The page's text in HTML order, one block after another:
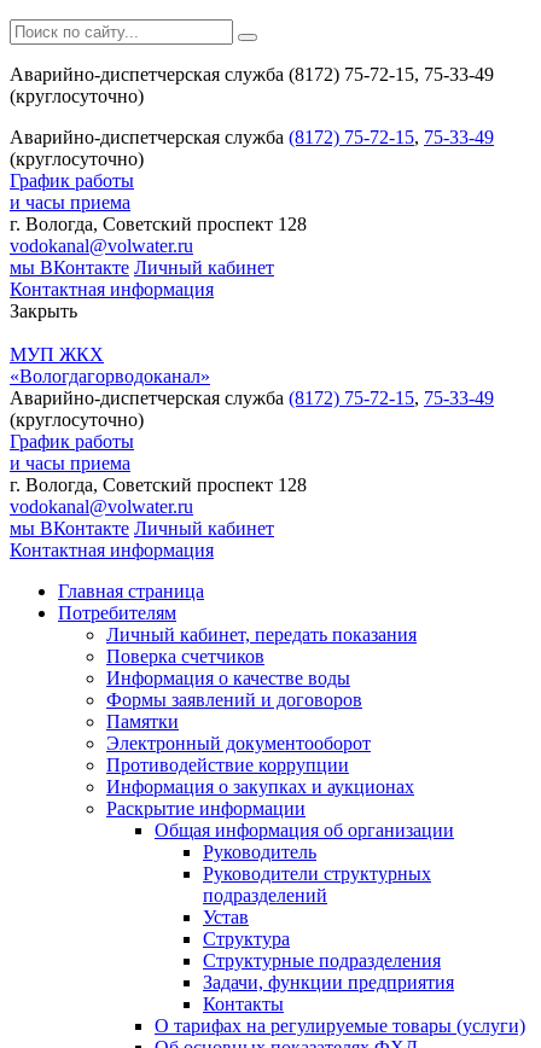
Аварийно-диспетчерская служба (8172) 75-72-15, 75-33-49
(круглосуточно)
Аварийно-диспетчерская служба (8172) 75-72-15, 75-33-49
(круглосуточно)
График работы
и часы приема
г. Вологда, Советский проспект 128
vodokanal@volwater.ru
мы ВКонтакте Личный кабинет
Контактная информация
Закрыть
МУП ЖКХ
«Вологдагорводоканал»
Аварийно-диспетчерская служба (8172) 75-72-15, 75-33-49
(круглосуточно)
График работы
и часы приема
г. Вологда, Советский проспект 128
vodokanal@volwater.ru
мы ВКонтакте Личный кабинет
Контактная информация
Главная страница
Потребителям
Личный кабинет, передать показания
Поверка счетчиков
Информация о качестве воды
Формы заявлений и договоров
Памятки
Электронный документооборот
Противодействие коррупции
Информация о закупках и аукционах
Раскрытие информации
Общая информация об организации
Руководитель
Руководители структурных
подразделений
Устав
Структура
Структурные подразделения
Задачи, функции предприятия
Контакты
О тарифах на регулируемые товары (услуги)